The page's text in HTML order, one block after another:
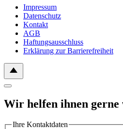
Impressum
Datenschutz
Kontakt
AGB
Haftungsausschluss
Erklärung zur Barrierefreiheit
Wir helfen ihnen gerne
Ihre Kontaktdaten